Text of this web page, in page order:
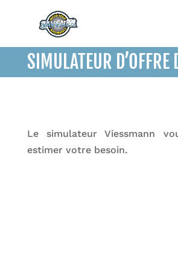
SIMULATEUR D’OFFRE
Le simulateur Viessmann
estimer votre besoin.